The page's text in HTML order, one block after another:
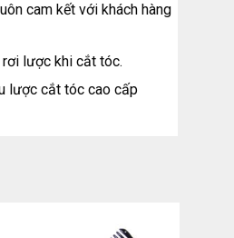
cam kết với khách hàng
lược khi cắt tóc.
lược cắt tóc cao cấp